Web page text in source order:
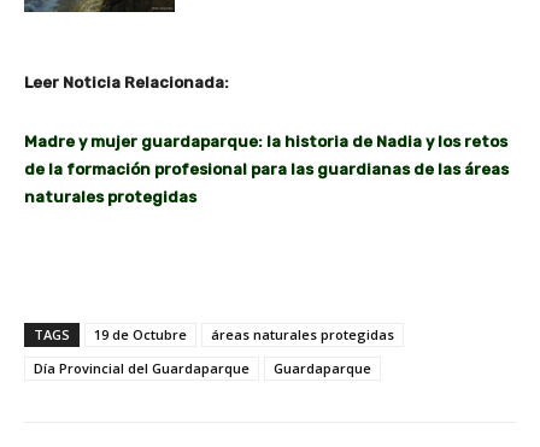
Leer Noticia Relacionada:
Madre y mujer guardaparque: la historia de Nadia y los retos
de la formación profesional para las guardianas de las áreas
naturales protegidas
TAGS 19 de Octubre
áreas naturales protegidas
Día Provincial del Guardaparque
Guardaparque